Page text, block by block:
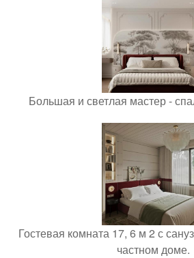
Большая и светлая мастер -
Гостевая комната 17, 6 м 2 с
частном доме.